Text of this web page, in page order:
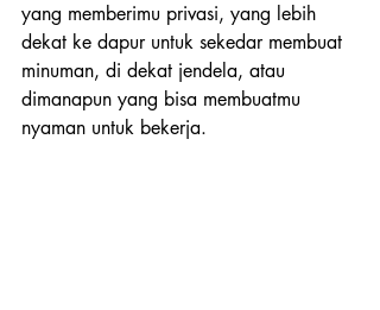
yang memberimu privasi, yang lebih
dekat ke dapur untuk sekedar membuat
minuman, di dekat jendela, atau
dimanapun yang bisa membuatmu
nyaman untuk bekerja.